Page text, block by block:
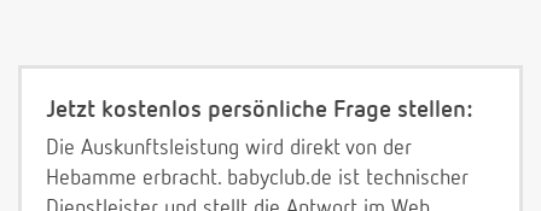
Jetzt kostenlos persönliche Frage stellen:
Die Auskunftsleistung wird direkt von der
Hebamme erbracht. babyclub.de ist technischer